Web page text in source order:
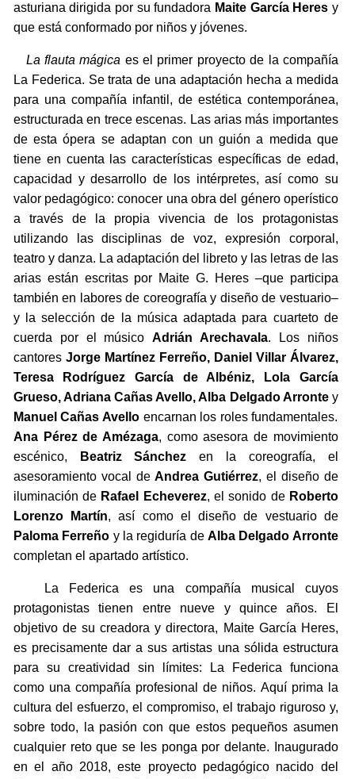
asturiana dirigida por su fundadora Maite García Heres y
que está conformado por niños y jóvenes.
La flauta mágica es el primer proyecto de la compañía
La Federica. Se trata de una adaptación hecha a medida
para una compañía infantil, de estética contemporánea,
estructurada en trece escenas. Las arias más importantes
de esta ópera se adaptan con un guión a medida que
tiene en cuenta las características específicas de edad,
capacidad y desarrollo de los intérpretes, así como su
valor pedagógico: conocer una obra del género operístico
a través de la propia vivencia de los protagonistas
utilizando las disciplinas de voz, expresión corporal,
teatro y danza. La adaptación del libreto y las letras de las
arias están escritas por Maite G. Heres –que participa
también en labores de coreografía y diseño de vestuario–
y la selección de la música adaptada para cuarteto de
cuerda por el músicoAdrián Arechavala. Los niños
cantores Jorge Martínez Ferreño, Daniel Villar Álvarez,
Teresa Rodríguez García de Albéniz, Lola García
Grueso, Adriana Cañas Avello, Alba Delgado Arronte y
Manuel Cañas Avelloencarnan los roles fundamentales.
Ana Pérez de Amézaga, como asesora de movimiento
escénico,
Beatriz Sánchez en la coreografía, el
asesoramiento vocal deAndrea Gutiérrez, el diseño de
iluminación de Rafael Echeverez, el sonido de Roberto
Lorenzo Martín, así como el diseño de vestuario de
Paloma Ferreño y la regiduría deAlba Delgado Arronte
completan el apartado artístico.
La Federica es una compañía musical cuyos
protagonistas tienen entre nueve y quince años. El
objetivo de su creadora y directora, Maite García Heres,
es precisamente dar a sus artistas una sólida estructura
para su creatividad sin límites: La Federica funciona
como una compañía profesional de niños. Aquí prima la
cultura del esfuerzo, el compromiso, el trabajo riguroso y,
sobre todo, la pasión con que estos pequeños asumen
cualquier reto que se les ponga por delante. Inaugurado
en el año 2018, este proyecto pedagógico nacido del